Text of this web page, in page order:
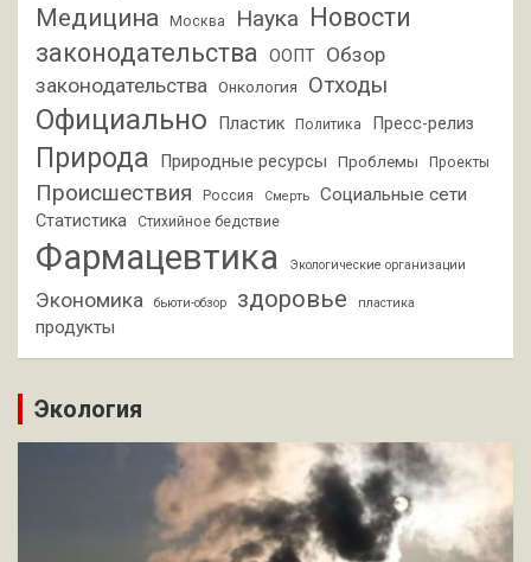
Медицина Москва Наука Новости
законодательства
ООПТ Обзор
законодательства
Онкология Отходы
Официально Пластик Политика Пресс-релиз
Природа Природные ресурсы Проблемы Проекты
Происшествия Россия Смерть Социальные сети
Статистика Стихийное бедствие
Фармацевтика Экологические организации
Экономика бьюти-обзор здоровье пластика
продукты
Экология